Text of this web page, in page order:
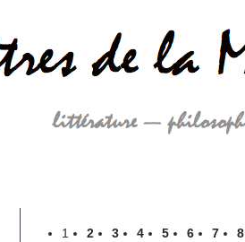
1 2 3 4 5 6 7 8